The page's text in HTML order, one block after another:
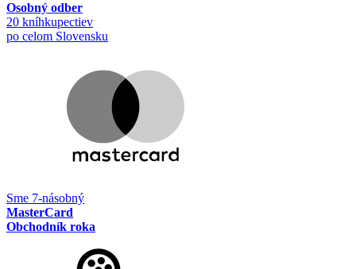
Osobný odber
20 kníhkupectiev
po celom Slovensku
Sme 7-násobný
MasterCard
Obchodník roka